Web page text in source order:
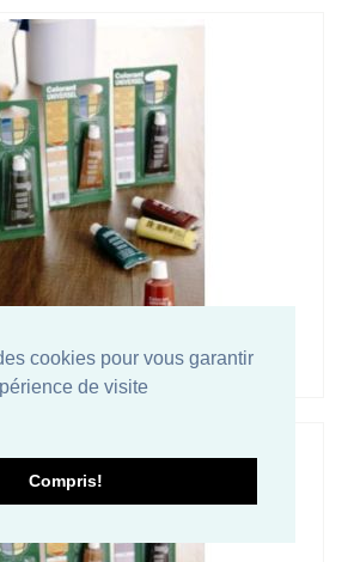
cookies pour vous garantir
de visite
Compris!
SIENNE CALCINEE 25 ML